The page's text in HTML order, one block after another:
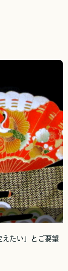
たい」とご要望